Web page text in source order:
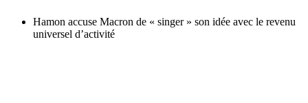
Hamon accuse Macron de « singer » son idée avec le revenu
universel d’activité